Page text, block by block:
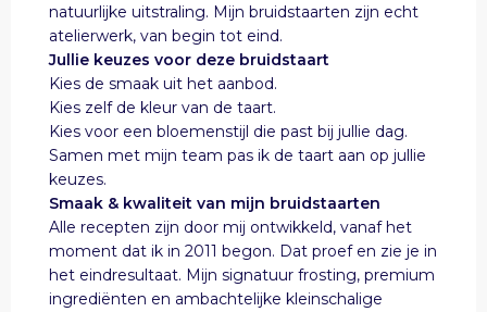
natuurlijke uitstraling. Mijn bruidstaarten zijn echt
atelierwerk, van begin tot eind.
Jullie keuzes voor deze bruidstaart
Kies de smaak uit het aanbod.
Kies zelf de kleur van de taart.
Kies voor een bloemenstijl die past bij jullie dag.
Samen met mijn team pas ik de taart aan op jullie
keuzes.
Smaak & kwaliteit van mijn bruidstaarten
Alle recepten zijn door mij ontwikkeld, vanaf het
moment dat ik in 2011 begon. Dat proef en zie je in
het eindresultaat. Mijn signatuur frosting, premium
ingrediënten en ambachtelijke kleinschalige